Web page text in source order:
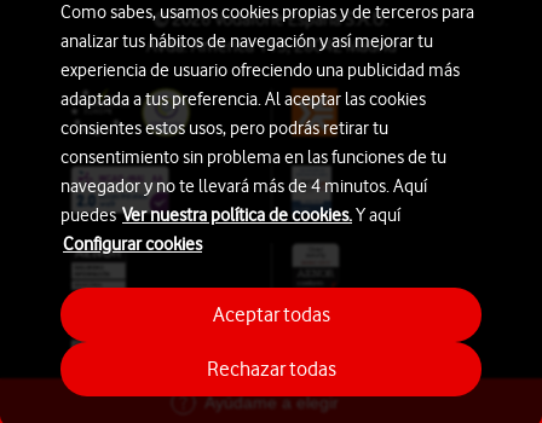
Ayúdame a elegir
© 2026 Vodafone España S.A.U.
Avda. América 115, 28042 Madrid
Como sabes, usamos cookies propias y de terceros para
analizar tus hábitos de navegación y así mejorar tu
experiencia de usuario ofreciendo una publicidad más
adaptada a tus preferencia. Al aceptar las cookies
consientes estos usos, pero podrás retirar tu
consentimiento sin problema en las funciones de tu
navegador y no te llevará más de 4 minutos. Aquí
puedesVer nuestra política de cookies.Y aquí
Configurar cookies
Rechazar todas
Aceptar todas